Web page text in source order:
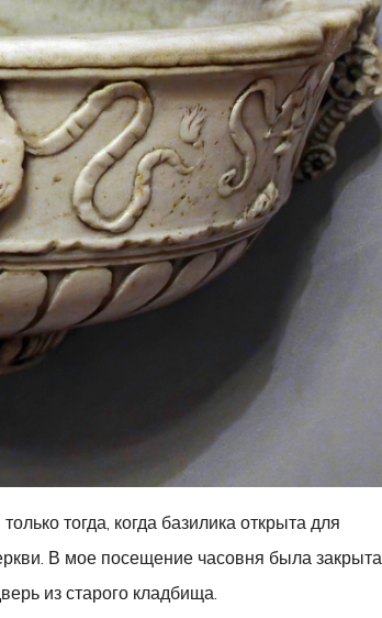
тогда, когда базилика открыта для
В мое посещение часовня была закрыта,
из старого кладбища.